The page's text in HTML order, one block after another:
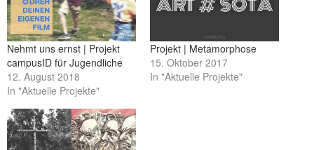
Nehmt uns ernst | Projekt
campusID für Jugendliche
12. August 2018
In "Aktuelle Projekte"
Projekt | Metamorphose
15. Oktober 2017
In "Aktuelle Projekte"